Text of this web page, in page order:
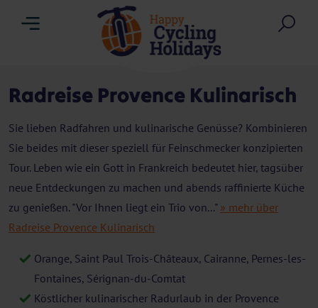
Radreise Provence Kulinarisch
Sie lieben Radfahren und kulinarische Genüsse? Kombinieren
Sie beides mit dieser speziell für Feinschmecker konzipierten
Tour. Leben wie ein Gott in Frankreich bedeutet hier, tagsüber
neue Entdeckungen zu machen und abends raffinierte Küche
zu genießen. "Vor Ihnen liegt ein Trio von..." » mehr über
Radreise Provence Kulinarisch
Orange, Saint Paul Trois-Châteaux, Cairanne, Pernes-les-
Fontaines, Sérignan-du-Comtat
Köstlicher kulinarischer Radurlaub in der Provence